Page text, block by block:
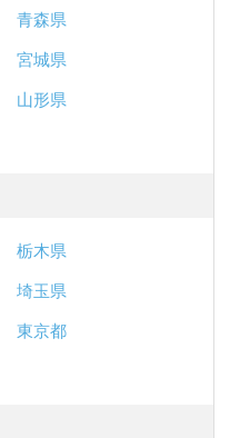
青森県
宮城県
山形県
栃木県
埼玉県
東京都